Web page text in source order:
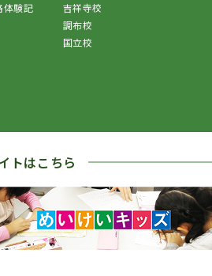
体験記
吉祥寺校
調布校
国立校
トはこちら